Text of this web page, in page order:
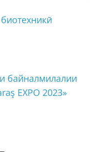
байналмилалии
EXPO 2023»